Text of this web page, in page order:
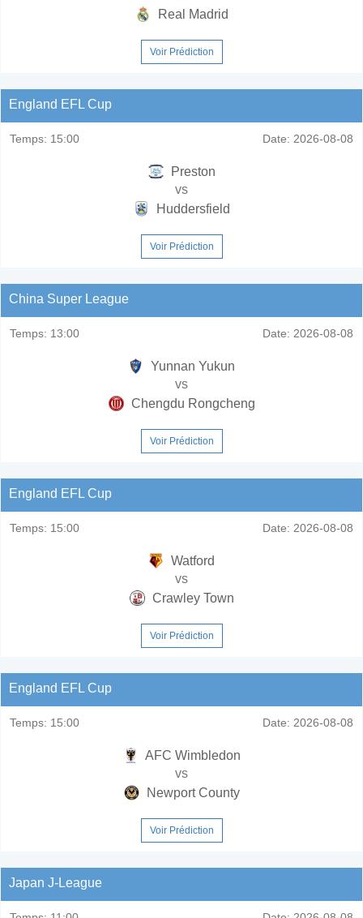
Real Madrid
Voir Prédiction
England EFL Cup
Temps: 15:00 Date: 2026-08-08
Preston
vs
Huddersfield
Voir Prédiction
China Super League
Temps: 13:00 Date: 2026-08-08
Yunnan Yukun
vs
Chengdu Rongcheng
Voir Prédiction
England EFL Cup
Temps: 15:00 Date: 2026-08-08
Watford
vs
Crawley Town
Voir Prédiction
England EFL Cup
Temps: 15:00 Date: 2026-08-08
AFC Wimbledon
vs
Newport County
Voir Prédiction
Japan J-League